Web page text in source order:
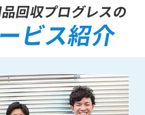
回収プログレスの
ビス紹介